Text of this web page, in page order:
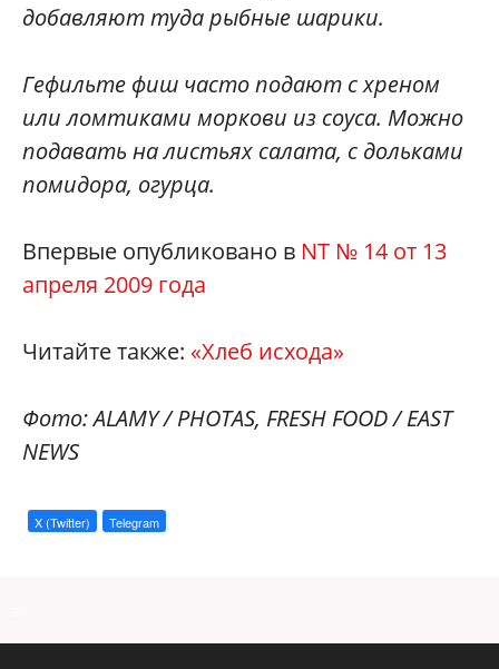
добавляют туда рыбные шарики.
Гефильте фиш часто подают с хреном
или ломтиками моркови из соуса. Можно
подавать на листьях салата, с дольками
помидора, огурца.
Впервые опубликовано в NT № 14 от 13
апреля 2009 года
Читайте также: «Хлеб исхода»
Фото:ALAMY / PHOTAS, FRESH FOOD / EAST
NEWS
X (Twitter) Telegram